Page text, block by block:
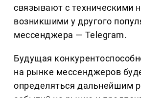
связывают с техническими
возникшими у другого
мессенджера — Telegram.
Будущая
на рынке мессенджеров
определяться дальнейшим